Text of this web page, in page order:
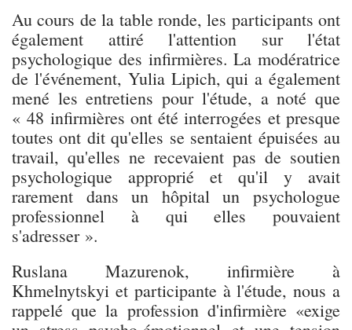
Au cours de la table ronde, les participants ont
également attiré l'attention sur l'état
psychologique des infirmières. La modératrice
de l'événement, Yulia Lipich, qui a également
mené les entretiens pour l'étude, a noté que
« 48 infirmières ont été interrogées et presque
toutes ont dit qu'elles se sentaient épuisées au
travail, qu'elles ne recevaient pas de soutien
psychologique approprié et qu'il y avait
rarement dans un hôpital un psychologue
professionnel à qui elles pouvaient
s'adresser ».
Ruslana Mazurenok, infirmière à
Khmelnytskyi et participante à l'étude, nous a
rappelé que la profession d'infirmière «exige